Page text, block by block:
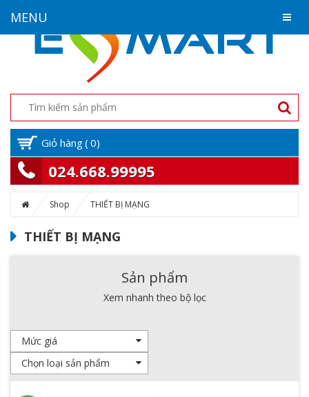
Giỏ hàng( 0)
024.668.99995
MENU
Shop THIẾT BỊ MẠNG
THIẾT BỊ MẠNG
Sản phẩm
Xem nhanh theo bộ lọc